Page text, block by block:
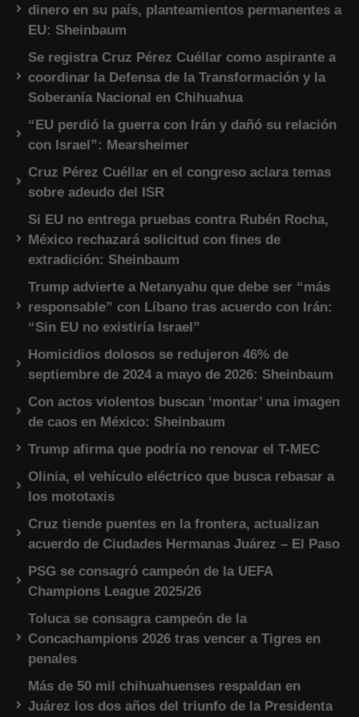
dinero en su país, planteamientos permanentes a
EU: Sheinbaum
Se registra Cruz Pérez Cuéllar como aspirante a
coordinar la Defensa de la Transformación y la
Soberanía Nacional en Chihuahua
“EU perdió la guerra con Irán y dañó su relación
con Israel”: Mearsheimer
Cruz Pérez Cuéllar en el congreso aclara temas
sobre adeudo del ISR
Si EU no entrega pruebas contra Rubén Rocha,
México rechazará solicitud con fines de
extradición: Sheinbaum
Trump advierte a Netanyahu que debe ser “más
responsable” con Líbano tras acuerdo con Irán:
“Sin EU no existiría Israel”
Homicidios dolosos se redujeron 46% de
septiembre de 2024 a mayo de 2026: Sheinbaum
Con actos violentos buscan ‘montar’ una imagen
de caos en México: Sheinbaum
Trump afirma que podría no renovar el T-MEC
Olinia, el vehículo eléctrico que busca rebasar a
los mototaxis
Cruz tiende puentes en la frontera, actualizan
acuerdo de Ciudades Hermanas Juárez – El Paso
PSG se consagró campeón de la UEFA
Champions League 2025/26
Toluca se consagra campeón de la
Concachampions 2026 tras vencer a Tigres en
penales
Más de 50 mil chihuahuenses respaldan en
Juárez los dos años del triunfo de la Presidenta